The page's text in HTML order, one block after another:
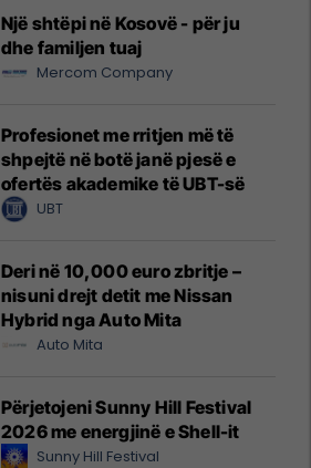
Një shtëpi në Kosovë - për ju
dhe familjen tuaj
Mercom Company
Profesionet me rritjen më të
shpejtë në botë janë pjesë e
ofertës akademike të UBT-së
UBT
Deri në 10,000 euro zbritje –
nisuni drejt detit me Nissan
Hybrid nga Auto Mita
Auto Mita
Përjetojeni Sunny Hill Festival
2026 me energjinë e Shell-it
Sunny Hill Festival